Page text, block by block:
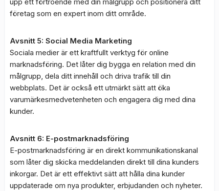
företag som en expert inom ditt område.
Avsnitt 5: Social Media Marketing
Sociala medier är ett kraftfullt verktyg för online
marknadsföring. Det låter dig bygga en relation med din
målgrupp, dela ditt innehåll och driva trafik till din
webbplats. Det är också ett utmärkt sätt att öka
varumärkesmedvetenheten och engagera dig med dina
kunder.
Avsnitt 6: E-postmarknadsföring
E-postmarknadsföring är en direkt kommunikationskanal
som låter dig skicka meddelanden direkt till dina kunders
inkorgar. Det är ett effektivt sätt att hålla dina kunder
uppdaterade om nya produkter, erbjudanden och nyheter.